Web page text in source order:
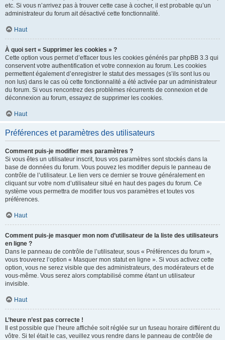
etc. Si vous n’arrivez pas à trouver cette case à cocher, il est probable qu’un
administrateur du forum ait désactivé cette fonctionnalité.
Haut
À quoi sert « Supprimer les cookies » ?
Cette option vous permet d’effacer tous les cookies générés par phpBB 3.3 qui
conservent votre authentification et votre connexion au forum. Les cookies
permettent également d’enregistrer le statut des messages (s’ils sont lus ou
non lus) dans le cas où cette fonctionnalité a été activée par un administrateur
du forum. Si vous rencontrez des problèmes récurrents de connexion et de
déconnexion au forum, essayez de supprimer les cookies.
Haut
Préférences et paramètres des utilisateurs
Comment puis-je modifier mes paramètres ?
Si vous êtes un utilisateur inscrit, tous vos paramètres sont stockés dans la
base de données du forum. Vous pouvez les modifier depuis le panneau de
contrôle de l’utilisateur. Le lien vers ce dernier se trouve généralement en
cliquant sur votre nom d’utilisateur situé en haut des pages du forum. Ce
système vous permettra de modifier tous vos paramètres et toutes vos
préférences.
Haut
Comment puis-je masquer mon nom d’utilisateur de la liste des utilisateurs
en ligne ?
Dans le panneau de contrôle de l’utilisateur, sous « Préférences du forum »,
vous trouverez l’option « Masquer mon statut en ligne ». Si vous activez cette
option, vous ne serez visible que des administrateurs, des modérateurs et de
vous-même. Vous serez alors comptabilisé comme étant un utilisateur
invisible.
Haut
L’heure n’est pas correcte !
Il est possible que l’heure affichée soit réglée sur un fuseau horaire différent du
vôtre. Si tel était le cas, veuillez vous rendre dans le panneau de contrôle de